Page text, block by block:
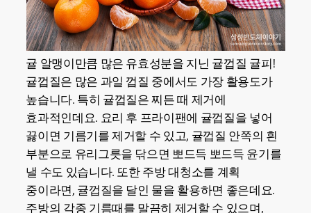
귤 알맹이만큼 많은 유효성분을 지닌 귤껍질 귤피!
귤껍질은 많은 과일 껍질 중에서도 가장 활용도가
높습니다. 특히 귤껍질은 찌든 때 제거에
효과적인데요. 요리 후 프라이팬에 귤껍질을 넣어
끓이면 기름기를 제거할 수 있고, 귤껍질 안쪽의 흰
부분으로 유리그릇을 닦으면 뽀드득 뽀드득 윤기를
낼 수도 있습니다. 또한 주방 대청소를 계획
중이라면, 귤껍질을 달인 물을 활용하면 좋은데요.
주방의 각종 기름때를 말끔히 제거할 수 있으며,